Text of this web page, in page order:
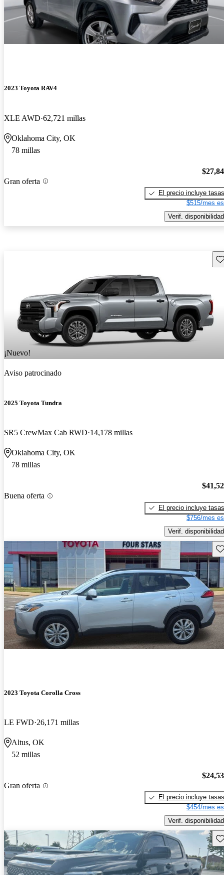
2023 Toyota RAV4
XLE AWD 62,721 millas
Oklahoma City, OK
78 millas
Gran oferta
El precio incluye tasas
$515/mes
Verif. disponibilidad
¡Nuevo!
Aviso patrocinado
2025 Toyota Tundra
SR5 CrewMax Cab RWD 14,178 millas
Oklahoma City, OK
78 millas
Buena oferta
El precio incluye tasas
$756/mes
Verif. disponibilidad
2023 Toyota Corolla Cross
LE FWD 26,171 millas
Altus, OK
52 millas
Gran oferta
El precio incluye tasas
$454/mes
Verif. disponibilidad